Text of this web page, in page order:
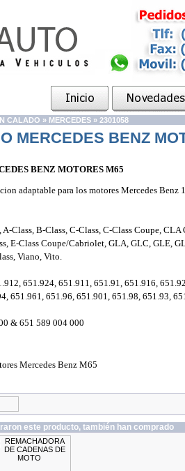
CALADO » MERCEDES » 2301058
MERCEDES BENZ
BENZ MOTORES M65
adaptable para los motores Mercedes Benz
Class, B-Class, C-Class, C-Class Coupe,
E-Class Coupe/Cabriolet, GLA, GLC, GLE,
Viano, Vito.
651.924, 651.911, 651.91, 651.916,
651.961, 651.96, 651.901, 651.98, 651.93,
& 651 589 004 000
Mercedes Benz M65
este producto, también han comprado